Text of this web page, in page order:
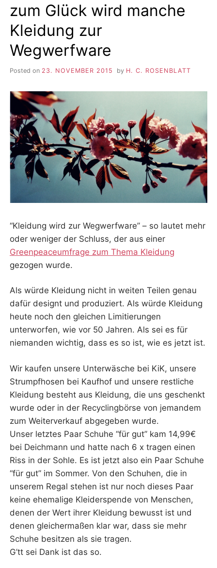
zum Glück wird manche
Kleidung zur
Wegwerfware
Posted on 23. NOVEMBER 2015 by H. C. ROSENBLATT
“Kleidung wird zur Wegwerfware” – so lautet mehr
oder weniger der Schluss, der aus einer
Greenpeaceumfrage zum Thema Kleidung
gezogen wurde.
Als würde Kleidung nicht in weiten Teilen genau
dafür designt und produziert. Als würde Kleidung
heute noch den gleichen Limitierungen
unterworfen, wie vor 50 Jahren. Als sei es für
niemanden wichtig, dass es so ist, wie es jetzt ist.
Wir kaufen unsere Unterwäsche bei KiK, unsere
Strumpfhosen bei Kaufhof und unsere restliche
Kleidung besteht aus Kleidung, die uns geschenkt
wurde oder in der Recyclingbörse von jemandem
zum Weiterverkauf abgegeben wurde.
Unser letztes Paar Schuhe “für gut” kam 14,99€
bei Deichmann und hatte nach 6 x tragen einen
Riss in der Sohle. Es ist jetzt also ein Paar Schuhe
“für gut” im Sommer. Von den Schuhen, die in
unserem Regal stehen ist nur noch dieses Paar
keine ehemalige Kleiderspende von Menschen,
denen der Wert ihrer Kleidung bewusst ist und
denen gleichermaßen klar war, dass sie mehr
Schuhe besitzen als sie tragen.
G’tt sei Dank ist das so.